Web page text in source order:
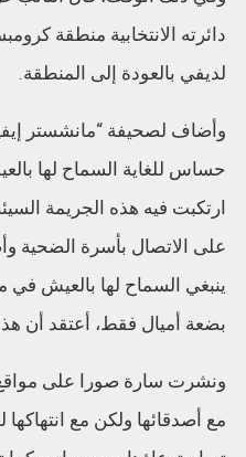
دائرته الانتخابية منطقة
لديفي بالعودة إلى المنطقة.
وأضاف لصحيفة “مانشستر
حساس للغاية السماح لها
ارتكبت فيه هذه الجريمة
على الاتصال بأسرة الضحية
ينبغي السماح لها بالعيش في
بضعة أميال فقط، أعتقد أن
ونشرت سارة صورا على مواقع
مع أصدقائها ولكن مع